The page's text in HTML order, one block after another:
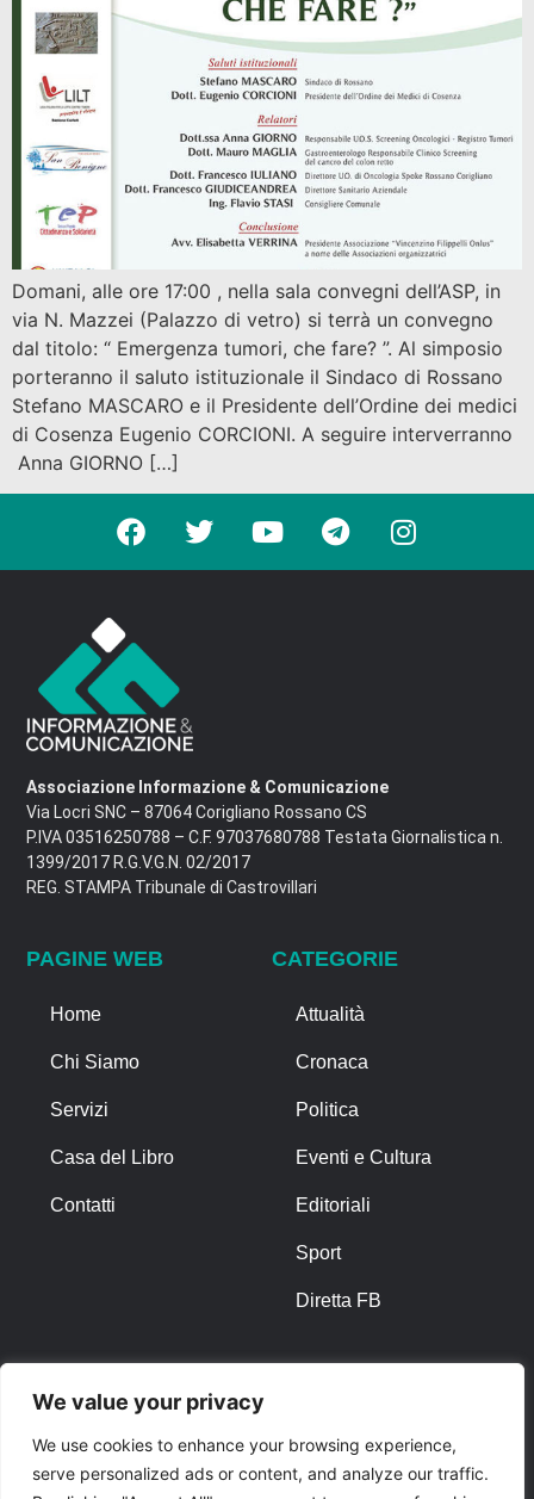
We value your privacy
We use cookies to enhance your browsing experience,
serve personalized ads or content, and analyze our traffic.
Domani, alle ore 17:00 , nella sala convegni dell’ASP, in
via N. Mazzei (Palazzo di vetro) si terrà un convegno
dal titolo: “ Emergenza tumori, che fare? ”. Al simposio
porteranno il saluto istituzionale il Sindaco di Rossano
Stefano MASCARO e il Presidente dell’Ordine dei medici
di Cosenza Eugenio CORCIONI. A seguire interverranno
Anna GIORNO […]
Associazione Informazione & Comunicazione
Via Locri SNC – 87064 Corigliano Rossano CS
P.IVA 03516250788 – C.F. 97037680788 Testata Giornalistica n.
1399/2017 R.G.V.G.N. 02/2017
REG. STAMPA Tribunale di Castrovillari
PAGINE WEB
Home
Chi Siamo
Servizi
Casa del Libro
Contatti
CATEGORIE
Attualità
Cronaca
Politica
Eventi e Cultura
Editoriali
Sport
Diretta FB
Privacy Policy